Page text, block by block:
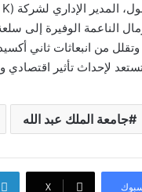
الناعمة الوفيرة إلى
من انبعاثات ثاني
لإحداث تأثير اقتصادي
جامعة الملك عبد الله
‫X